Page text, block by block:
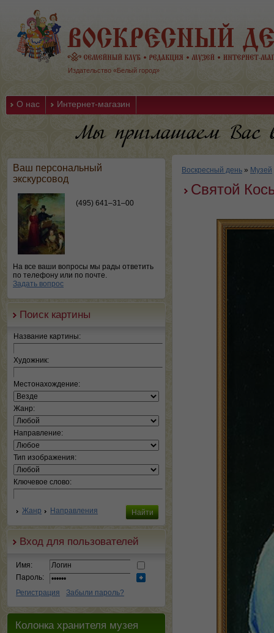
Издательство «Белый город»
О нас Интернет-магазин
Ваш персональный
экскурсовод
(495) 641–31–00
На все ваши вопросы мы рады ответить
по телефону или по почте.
Задать вопрос
Поиск картины
Название картины:
Художник:
Местонахождение:
Жанр:
Направление:
Тип изображения:
Ключевое слово:
Жанр Направления
Вход для пользователей
Имя:
Пароль:
Регистрация
Забыли пароль?
Колонка хранителя музея
Воскресный день » Музей
Святой